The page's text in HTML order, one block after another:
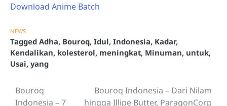
Download Anime Batch
NEWS
Tagged Adha, Bouroq, Idul, Indonesia, Kadar,
Kendalikan, kolesterol, meningkat, Minuman, untuk,
Usai, yang
Post
Bouroq
Indonesia – 7
Bouroq Indonesia – Dari Nilam
hingga Illipe Butter, ParagonCorp